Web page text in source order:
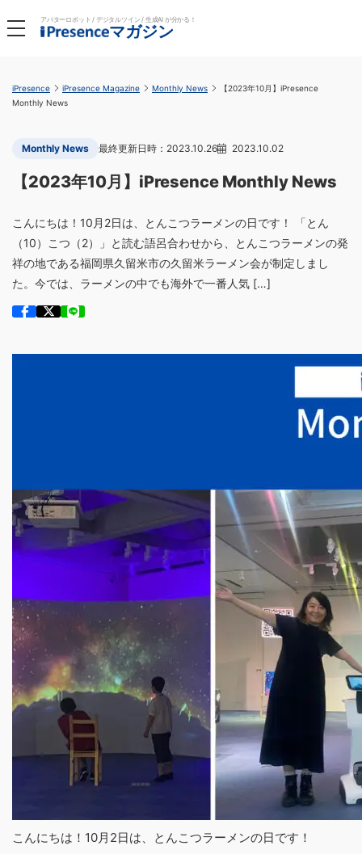
アバターロボット / デジタルツイン / 生成AI が分かる！
マガジン
iPresence iPresence Magazine Monthly News
【2023年10月】iPresence
Monthly News
Monthly News 2023.10.26 2023.10.02
【2023年10月】iPresence Monthly News
こんにちは！10月2日は、とんこつラーメンの日です！ 「とん
（10）こつ（2）」と読む語呂合わせから、とんこつラーメンの発
祥の地である福岡県久留米市の久留米ラーメン会が制定しまし
た。今では、ラーメンの中でも海外で一番人気 […]
こんにちは！10月2日は、とんこつラーメンの日です！